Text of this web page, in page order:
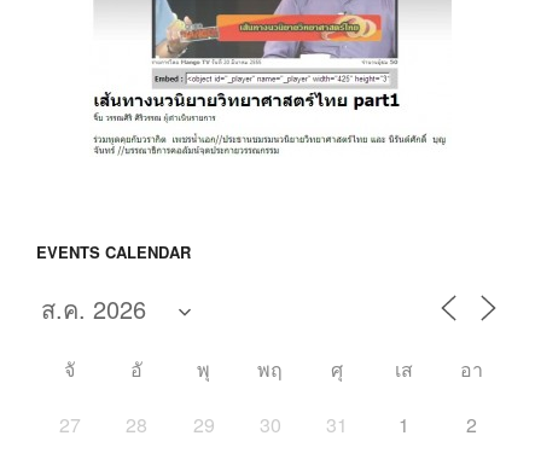
EVENTS CALENDAR
จั อั พุ พฤ ศุ เส
อา
27
28 29 30 31 1 2